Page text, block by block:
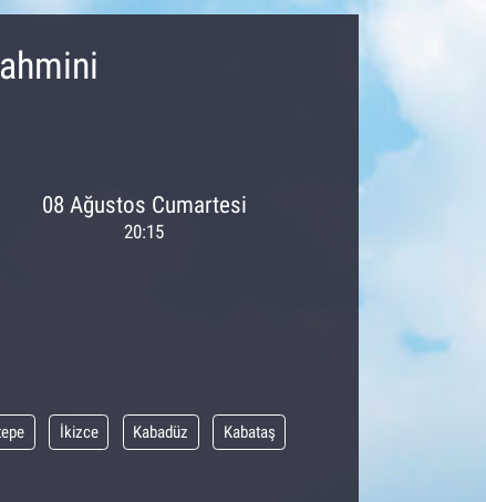
08 Ağustos Cumartesi
20:15
İkizce Kabadüz Kabataş